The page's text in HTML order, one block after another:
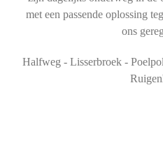
met een passende oplossing
ons
Halfweg - Lisserbroek -